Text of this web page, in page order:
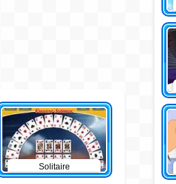
Solitaire